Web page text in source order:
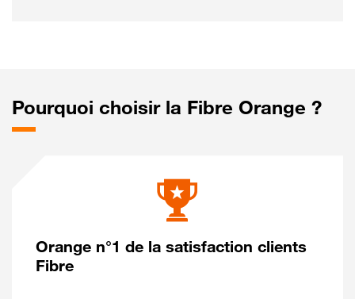
Pourquoi choisir la Fibre Orange ?
Orange n°1 de la satisfaction clients
Fibre